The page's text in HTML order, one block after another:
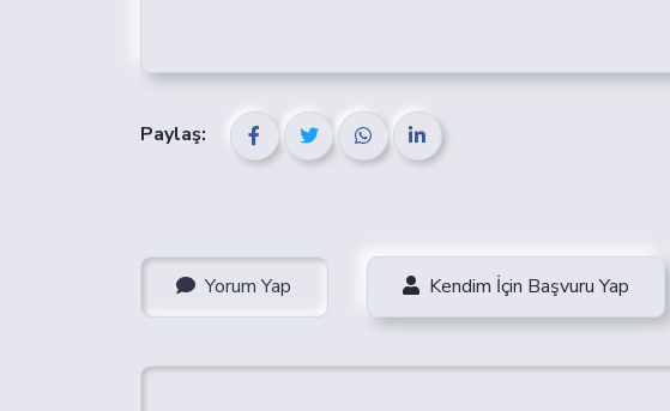
Paylaş:
Yorum Yap Kendim İçin Başvuru Yap